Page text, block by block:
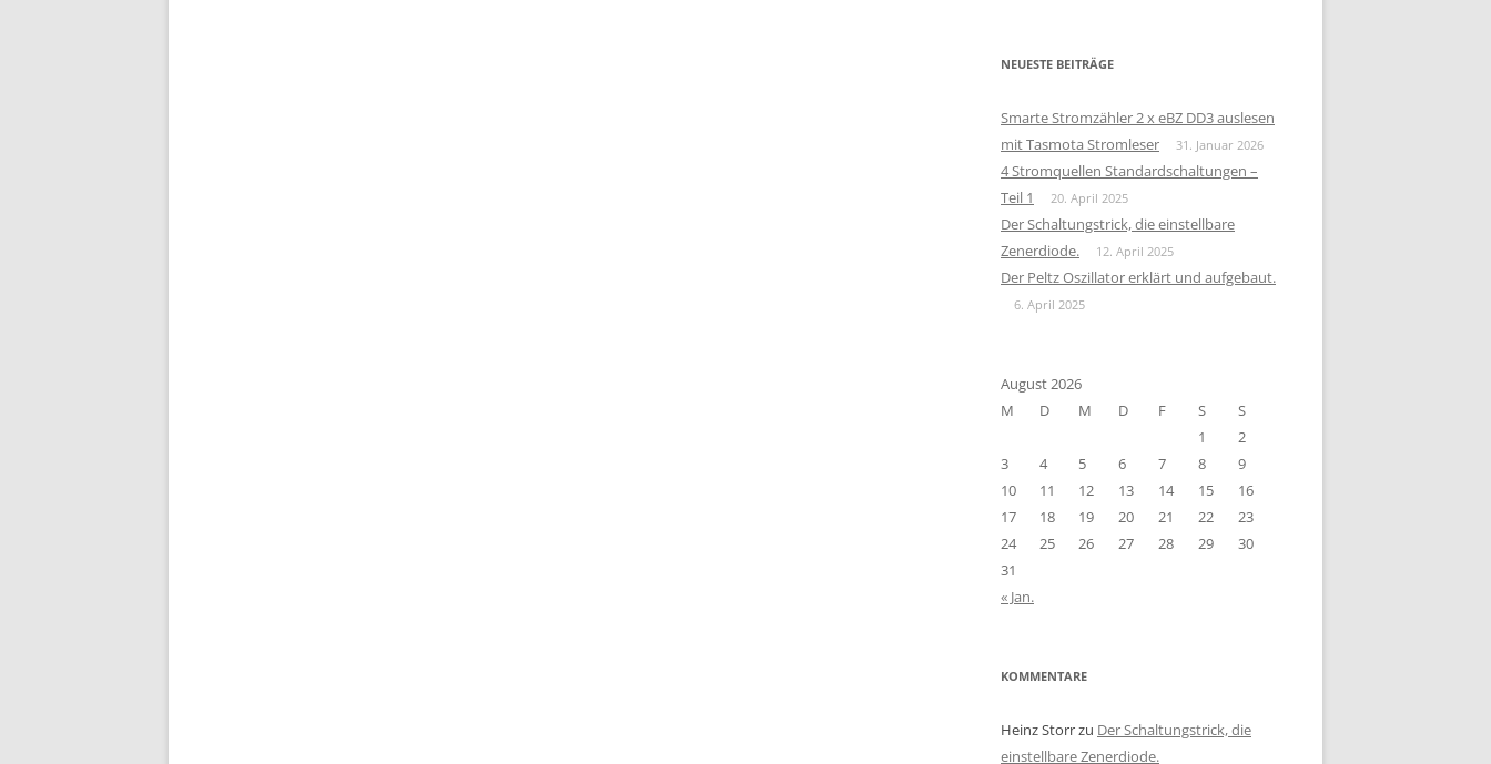
NEUESTE BEITRÄGE
Smarte Stromzähler 2 x eBZ DD3 auslesen
mit Tasmota Stromleser
31. Januar 2026
4 Stromquellen Standardschaltungen –
Teil 1
20. April 2025
Der Schaltungstrick, die einstellbare
Zenerdiode.
12. April 2025
Der Peltz Oszillator erklärt und aufgebaut.
6. April 2025
August 2026
M
D M D F S
S
1
2
3
4 5 6 7 8
9
10
11 12 13 14 15
16
17
18 19 20 21 22
23
24
25 26 27 28 29
30
31
« Jan.
KOMMENTARE
Heinz Storrzu Der Schaltungstrick, die
einstellbare Zenerdiode.